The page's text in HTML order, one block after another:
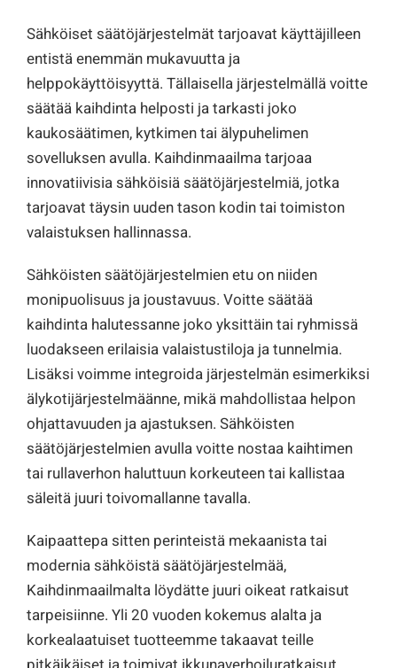
Sähköiset säätöjärjestelmät tarjoavat käyttäjilleen
entistä enemmän mukavuutta ja
helppokäyttöisyyttä. Tällaisella järjestelmällä voitte
säätää kaihdinta helposti ja tarkasti joko
kaukosäätimen, kytkimen tai älypuhelimen
sovelluksen avulla. Kaihdinmaailma tarjoaa
innovatiivisia sähköisiä säätöjärjestelmiä, jotka
tarjoavat täysin uuden tason kodin tai toimiston
valaistuksen hallinnassa.
Sähköisten säätöjärjestelmien etu on niiden
monipuolisuus ja joustavuus. Voitte säätää
kaihdinta halutessanne joko yksittäin tai ryhmissä
luodakseen erilaisia valaistustiloja ja tunnelmia.
Lisäksi voimme integroida järjestelmän esimerkiksi
älykotijärjestelmäänne, mikä mahdollistaa helpon
ohjattavuuden ja ajastuksen. Sähköisten
säätöjärjestelmien avulla voitte nostaa kaihtimen
tai rullaverhon haluttuun korkeuteen tai kallistaa
säleitä juuri toivomallanne tavalla.
Kaipaattepa sitten perinteistä mekaanista tai
modernia sähköistä säätöjärjestelmää,
Kaihdinmaailmalta löydätte juuri oikeat ratkaisut
tarpeisiinne. Yli 20 vuoden kokemus alalta ja
korkealaatuiset tuotteemme takaavat teille